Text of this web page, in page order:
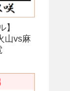
】
山vs麻